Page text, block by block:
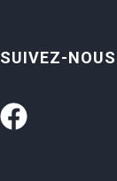
SUIVEZ-NOUS